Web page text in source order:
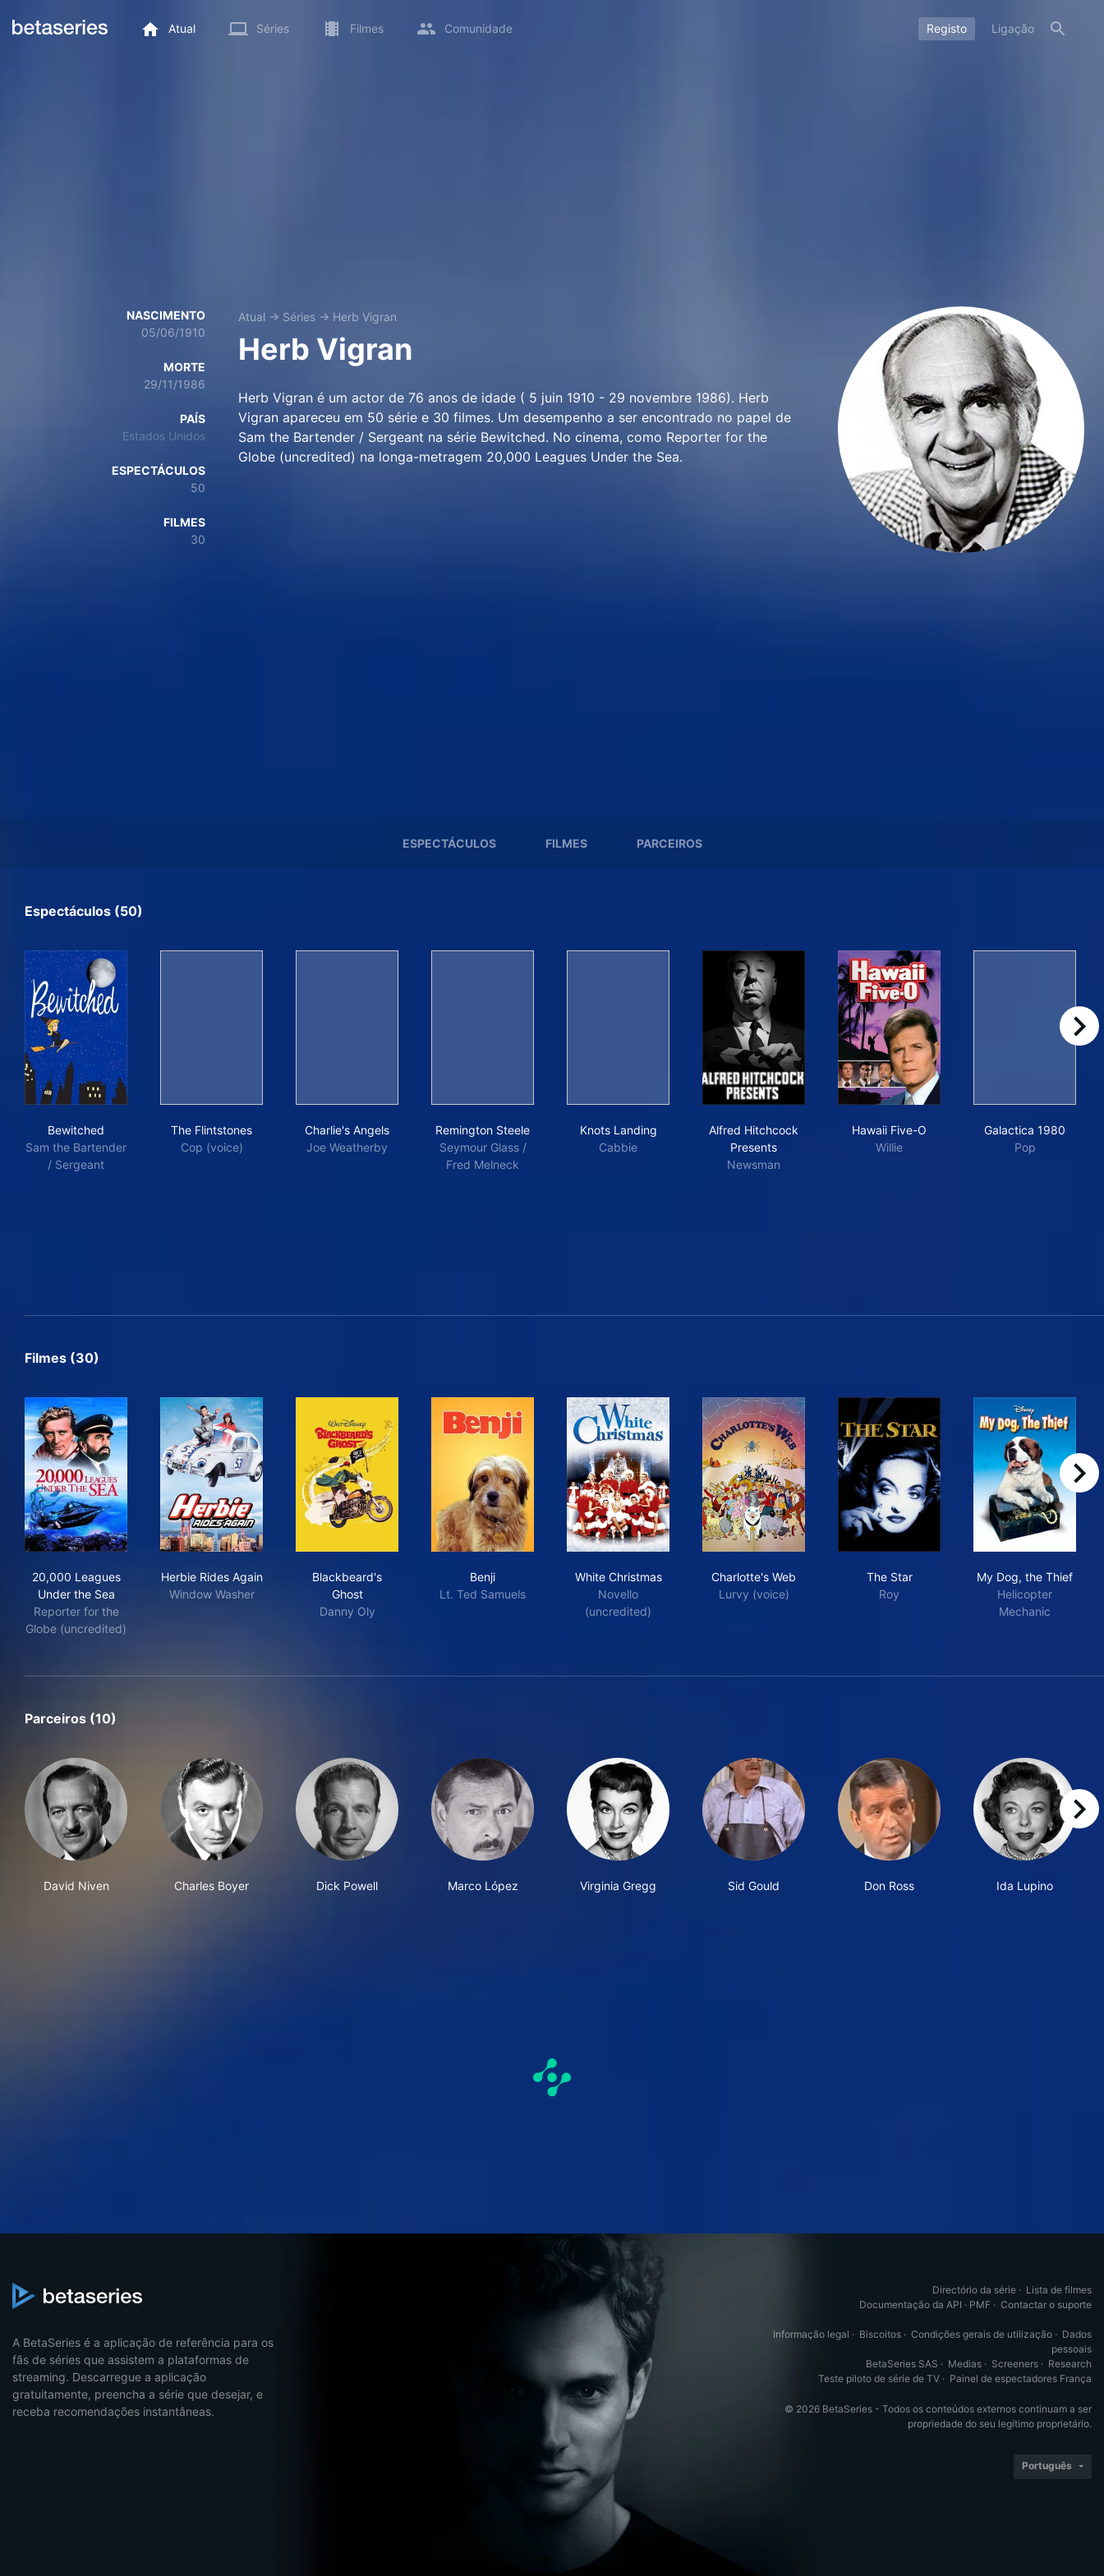
Atual Séries Filmes Comunidade Registo Ligação
NASCIMENTO
05/06/1910
MORTE
29/11/1986
PAÍS
Estados Unidos
ESPECTÁCULOS
50
FILMES
30
Atual → Séries → Herb Vigran
Herb Vigran
Herb Vigran é um actor de 76 anos de idade ( 5 juin 1910 - 29 novembre 1986). Herb
Vigran apareceu em 50 série e 30 filmes. Um desempenho a ser encontrado no papel de
Sam the Bartender / Sergeant na série Bewitched. No cinema, como Reporter for the
Globe (uncredited) na longa-metragem 20,000 Leagues Under the Sea.
ESPECTÁCULOS FILMES PARCEIROS
Espectáculos (50)
Bewitched
Sam the Bartender
/ Sergeant
The Flintstones
Cop (voice)
Charlie's Angels
Joe Weatherby
Remington Steele
Seymour Glass /
Fred Melneck
Knots Landing
Cabbie
Alfred Hitchcock
Presents
Newsman
Hawaii Five-O
Willie
Galactica 1980
Pop
right
Filmes (30)
20,000 Leagues
Under the Sea
Reporter for the
Globe (uncredited)
Herbie Rides Again
Window Washer
Blackbeard's
Ghost
Danny Oly
Benji
Lt. Ted Samuels
White Christmas
Novello
(uncredited)
Charlotte's Web
Lurvy (voice)
The Star
Roy
My Dog, the Thief
Helicopter
Mechanic
right
Parceiros (10)
David Niven Charles Boyer Dick Powell Marco López Virginia Gregg Sid Gould Don Ross Ida Lupino
right
A BetaSeries é a aplicação de referência para os
fãs de séries que assistem a plataformas de
streaming. Descarregue a aplicação
gratuitamente, preencha a série que desejar, e
receba recomendações instantâneas.
Directório da série · Lista de filmes
Documentação da API · PMF · Contactar o suporte
Informação legal · Biscoitos · Condições gerais de utilização · Dados
pessoais
BetaSeries SAS · Medias · Screeners · Research
Teste piloto de série de TV · Painel de espectadores França
© 2026 BetaSeries - Todos os conteúdos externos continuam a ser
propriedade do seu legítimo proprietário.
Português